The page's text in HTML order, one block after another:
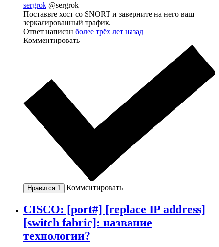
sergrok @sergrok
Поставьте хост со SNORT и заверните на него ваш
зеркалированный трафик.
Ответ написан более трёх лет назад
Комментировать
Нравится 1 Комментировать
CISCO: [port#] [replace IP address]
[switch fabric]: название
технологии?